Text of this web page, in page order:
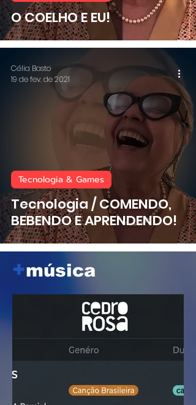
O COELHO E EU!
Tecnologia / COMENDO,
BEBENDO E APRENDENDO!
Tecnologia & Games
Célia Basto
19 de fev. de 2021
+música